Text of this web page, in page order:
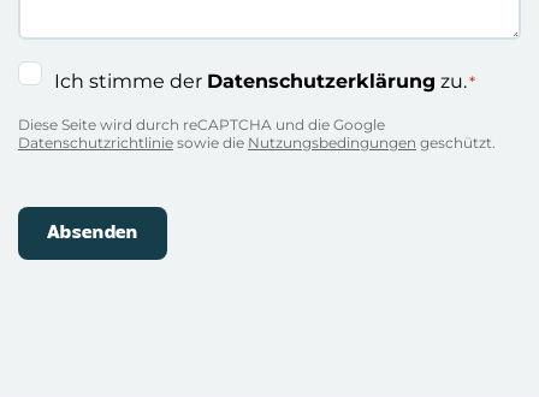
Einwilligung
Ich stimme der Datenschutzerklärung zu.*
Diese Seite wird durch reCAPTCHA und die Google
Datenschutzrichtlinie sowie die Nutzungsbedingungen geschützt.